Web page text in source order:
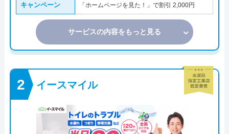
キャンペーン 「ホームページを見た！」で割引 2,000円
サービスの内容をもっと見る
イースマイル